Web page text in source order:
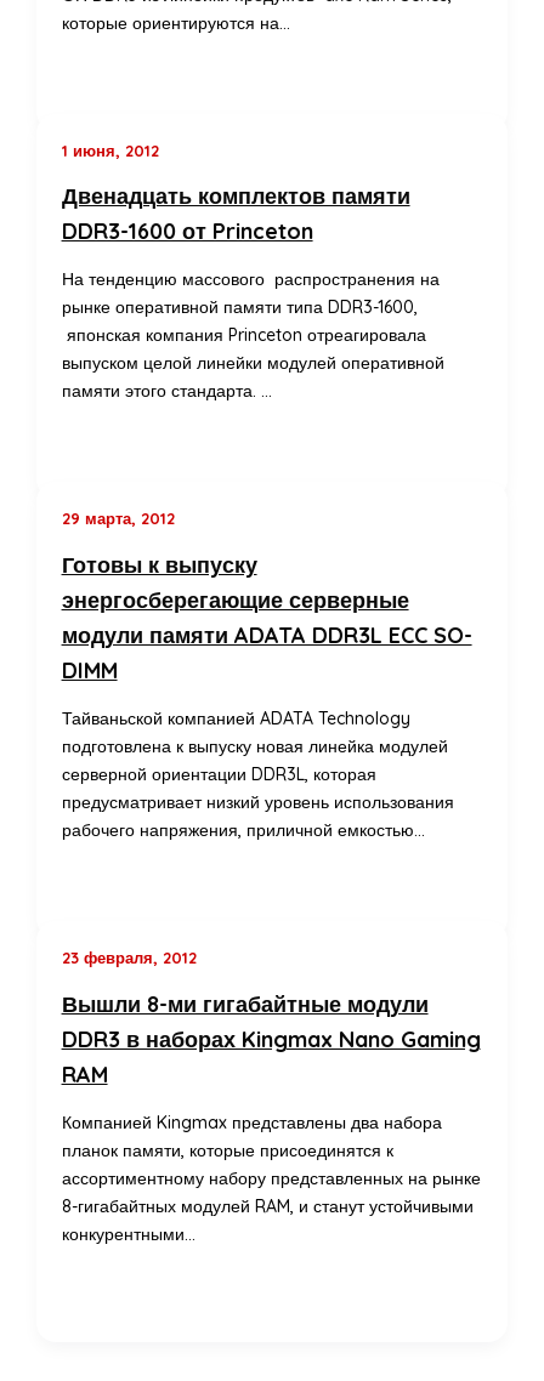
которые ориентируются на…
1 июня, 2012
Двенадцать комплектов памяти
DDR3-1600 от Princeton
На тенденцию массового распространения на
рынке оперативной памяти типа DDR3-1600,
японская компания Princeton отреагировала
выпуском целой линейки модулей оперативной
памяти этого стандарта. …
29 марта, 2012
Готовы к выпуску
энергосберегающие серверные
модули памяти ADATA DDR3L ECC SO-
DIMM
Тайваньской компанией ADATA Technology
подготовлена к выпуску новая линейка модулей
серверной ориентации DDR3L, которая
предусматривает низкий уровень использования
рабочего напряжения, приличной емкостью…
23 февраля, 2012
Вышли 8-ми гигабайтные модули
DDR3 в наборах Kingmax Nano Gaming
RAM
Компанией Kingmax представлены два набора
планок памяти, которые присоединятся к
ассортиментному набору представленных на рынке
8-гигабайтных модулей RAM, и станут устойчивыми
конкурентными…